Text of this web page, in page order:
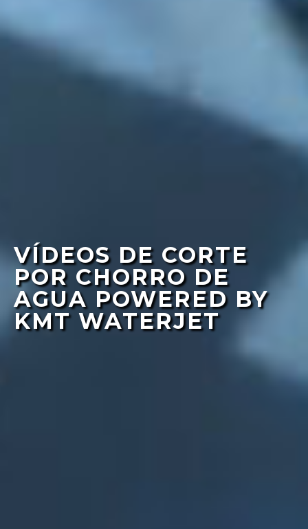
VÍDEOS DE CORTE
POR CHORRO DE
AGUA POWERED BY
KMT WATERJET